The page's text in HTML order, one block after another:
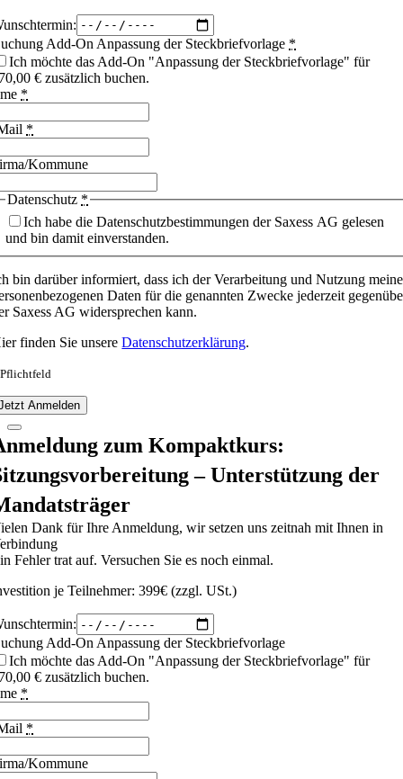
Add-On Anpassung der Steckbriefvorlage *
Ich möchte das Add-On "Anpassung der Steckbriefvorlage" für
€ zusätzlich buchen.
*
*
Kommune
Datenschutz *
Ich habe die Datenschutzbestimmungen der Saxess AG gelesen
und bin damit einverstanden.
bin darüber informiert, dass ich der Verarbeitung und Nutzung
Daten für die genannten Zwecke jederzeit
Saxess AG widersprechen kann.
finden Sie unsereDatenschutzerklärung.
Anmelden
zum Kompaktkurs:
– Unterstützung der
Dank für Ihre Anmeldung, wir setzen uns zeitnah mit Ihnen in
Fehler trat auf. Versuchen Sie es noch einmal.
je Teilnehmer: 399€ (zzgl. USt.)
Add-On Anpassung der Steckbriefvorlage
Ich möchte das Add-On "Anpassung der Steckbriefvorlage" für
€ zusätzlich buchen.
*
*
Kommune